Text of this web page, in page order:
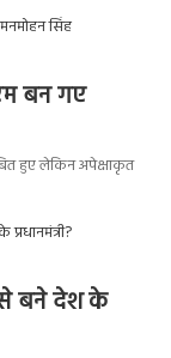
बन गए
हुए लेकिन अपेक्षाकृत
बने देश के